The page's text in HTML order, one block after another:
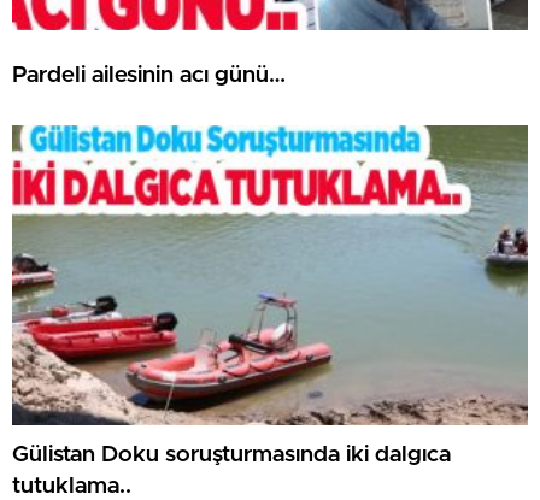
Pardeli ailesinin acı günü…
Gülistan Doku soruşturmasında iki dalgıca
tutuklama..